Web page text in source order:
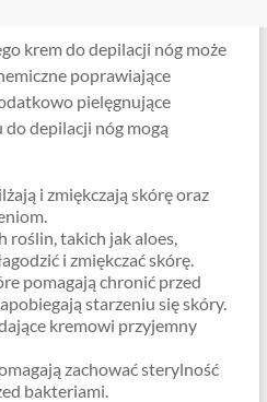
krem ​​do depilacji nóg może
poprawiające
pielęgnujące
do depilacji nóg mogą
i zmiękczają skórę oraz
roślin, takich jak aloes,
i zmiękczać skórę.
pomagają chronić przed
starzeniu się skóry.
kremowi przyjemny
zachować sterylność
bakteriami.